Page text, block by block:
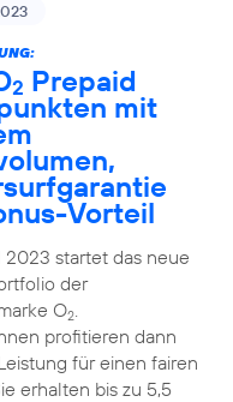
2 Prepaid
mit
Vorteil
2023 startet das neue
der
O2.
profitieren dann
für einen fairen
erhalten bis zu 5,5